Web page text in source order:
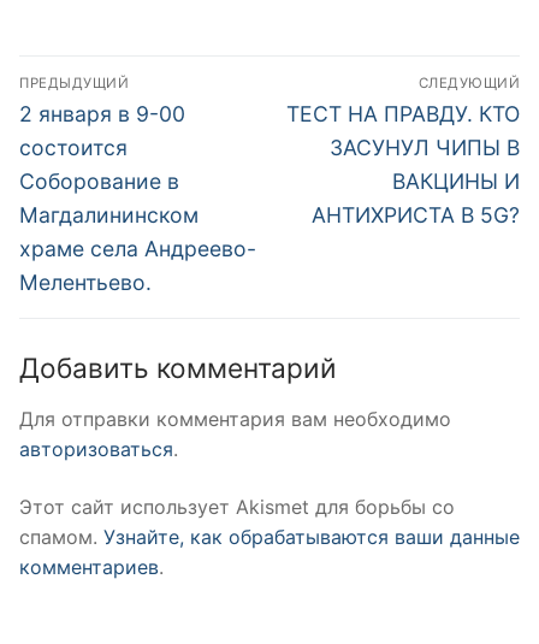
Навигация
по
записям
ПРЕДЫДУЩИЙ
Предыдущая
запись:
2 января в 9-00
состоится
Cоборование в
Магдалининском
храме села Андреево-
Мелентьево.
СЛЕДУЮЩИЙ
Следующая
запись:
ТЕСТ НА ПРАВДУ. КТО
ЗАСУНУЛ ЧИПЫ В
ВАКЦИНЫ И
АНТИХРИСТА В 5G?
Добавить комментарий
Для отправки комментария вам необходимо
авторизоваться.
Этот сайт использует Akismet для борьбы со
спамом. Узнайте, как обрабатываются ваши данные
комментариев.